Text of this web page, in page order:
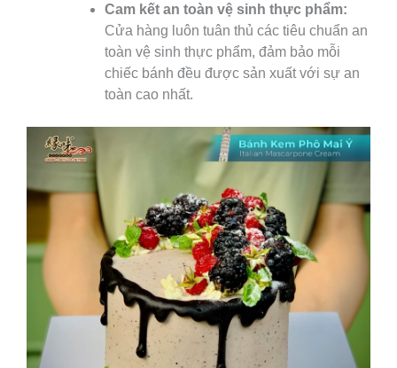
Cam kết an toàn vệ sinh thực phẩm:
Cửa hàng luôn tuân thủ các tiêu chuẩn an
toàn vệ sinh thực phẩm, đảm bảo mỗi
chiếc bánh đều được sản xuất với sự an
toàn cao nhất.